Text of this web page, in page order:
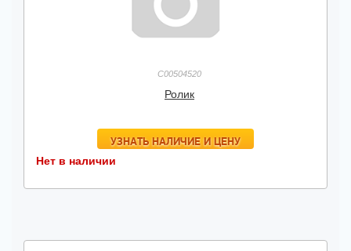
C00504520
Ролик
УЗНАТЬ НАЛИЧИЕ И ЦЕНУ
Нет в наличии